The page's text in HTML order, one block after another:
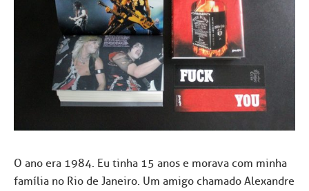
O ano era 1984. Eu tinha 15 anos e morava com minha
família no Rio de Janeiro. Um amigo chamado Alexandre